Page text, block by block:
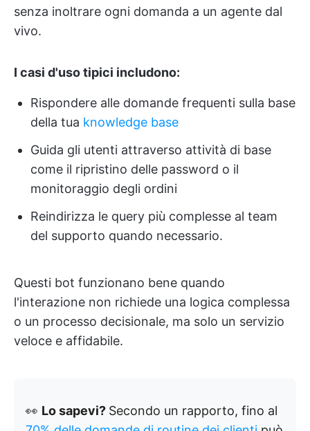
senza inoltrare ogni domanda a un agente dal
vivo.
I casi d'uso tipici includono:
Rispondere alle domande frequenti sulla base
della tua knowledge base
Guida gli utenti attraverso attività di base
come il ripristino delle password o il
monitoraggio degli ordini
Reindirizza le query più complesse al team
del supporto quando necessario.
Questi bot funzionano bene quando
l'interazione non richiede una logica complessa
o un processo decisionale, ma solo un servizio
veloce e affidabile.
👀 Lo sapevi? Secondo un rapporto, fino al